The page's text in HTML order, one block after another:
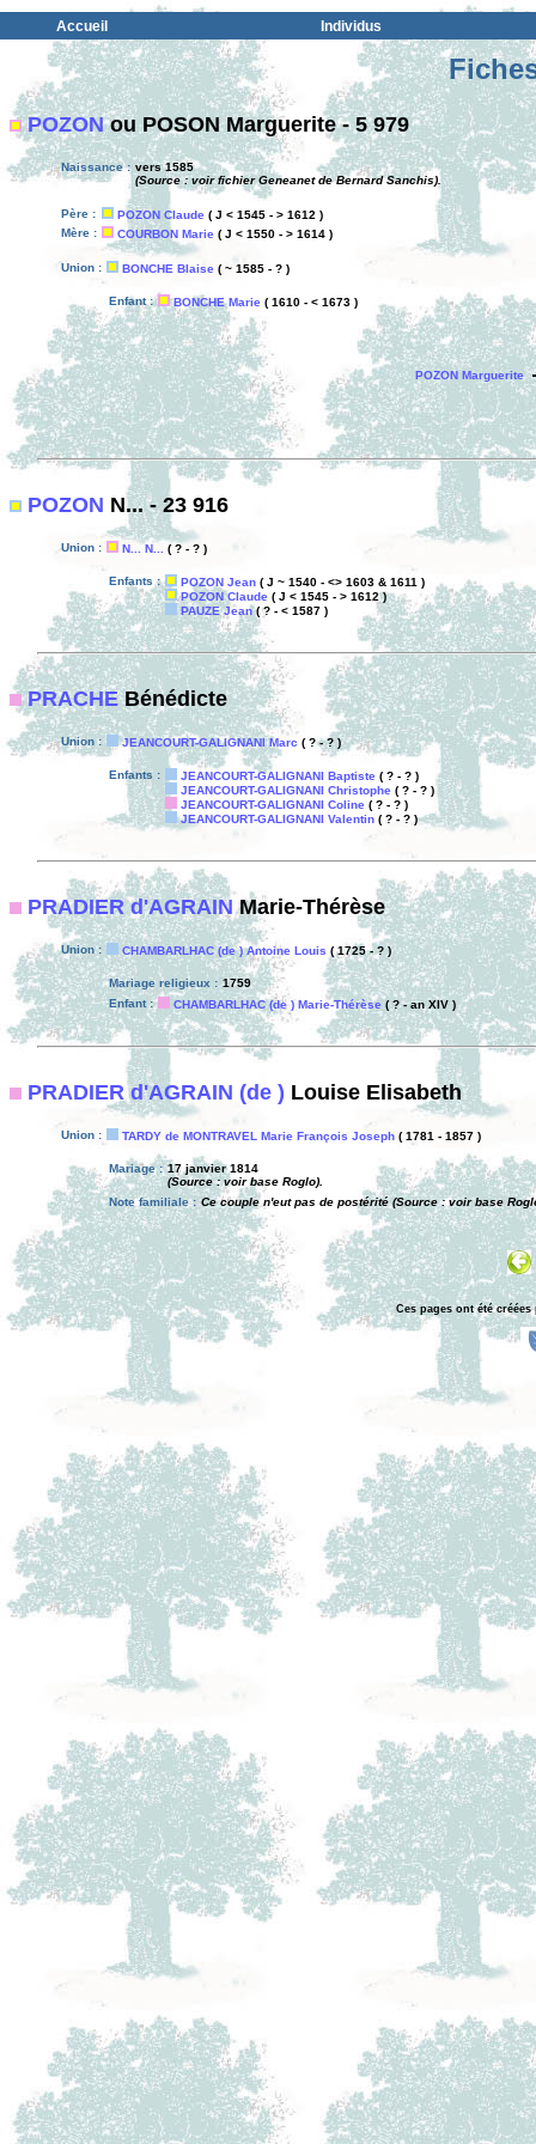
Accueil Individus
POZONou POSON Marguerite - 5 979
Naissance : vers 1585
(Source : voir fichier Geneanet de Bernard Sanchis).
Père : POZON Claude ( J < 1545 - > 1612 )
Mère :
COURBON Marie ( J < 1550 - > 1614 )
Union : BONCHE Blaise ( ~ 1585 - ? )
Enfant : BONCHE Marie ( 1610 - < 1673 )
POZON Marguerite
POZON N... - 23 916
Union : N... N... ( ? - ? )
Enfants : POZON Jean ( J ~ 1540 - <> 1603 & 1611 )
POZON Claude ( J < 1545 - > 1612 )
PAUZE Jean( ? - < 1587 )
PRACHEBénédicte
Union : JEANCOURT-GALIGNANI Marc ( ? - ? )
Enfants : JEANCOURT-GALIGNANI Baptiste ( ? - ? )
JEANCOURT-GALIGNANI Christophe ( ? - ? )
JEANCOURT-GALIGNANI Coline ( ? - ? )
JEANCOURT-GALIGNANI Valentin ( ? - ? )
PRADIER d'AGRAINMarie-Thérèse
Union : CHAMBARLHAC (de ) Antoine Louis ( 1725 - ? )
Mariage religieux : 1759
Enfant :
CHAMBARLHAC (de ) Marie-Thérèse ( ? - an XIV )
PRADIER d'AGRAIN (de ) Louise Elisabeth
Union : TARDY de MONTRAVEL Marie François Joseph ( 1781 - 1857 )
Mariage : 17 janvier 1814
(Source : voir base Roglo).
Note familiale : Ce couple n'eut pas de postérité (Source : voir base
Ces pages ont été